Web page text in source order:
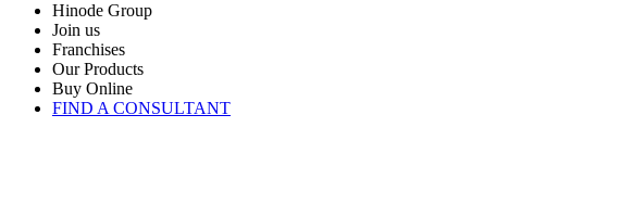
Hinode Group
Join us
Franchises
Our Products
Buy Online
FIND A CONSULTANT